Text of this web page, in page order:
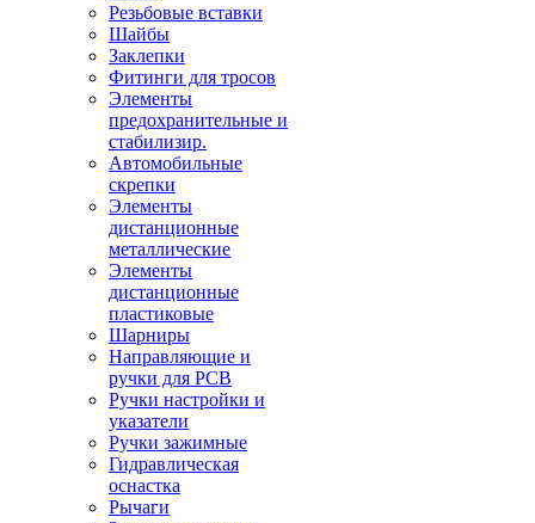
Резьбовые вставки
Шайбы
Заклепки
Фитинги для тросов
Элементы
предохранительные и
стабилизир.
Автомобильные
скрепки
Элементы
дистанционные
металлические
Элементы
дистанционные
пластиковые
Шарниры
Направляющие и
ручки для PCB
Ручки настройки и
указатели
Ручки зажимные
Гидравлическая
оснастка
Рычаги